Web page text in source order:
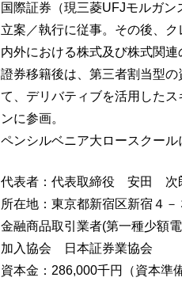
国際証券（現三菱UFJモルガ
立案／執行に従事。その後、
内外における株式及び株式関
證券移籍後は、第三者割当型
て、デリバティブを活用した
ンに参画。
ペンシルベニア大ロースクー
代表者：代表取締役 安田 次
所在地：東京都新宿区新宿４－
金融商品取引業者(第一種少額
加入協会 日本証券業協会
資本金：286,000千円（資本